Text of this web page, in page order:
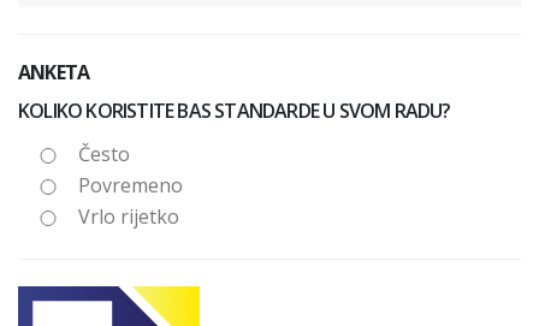
ANKETA
KOLIKO KORISTITE BAS STANDARDE U SVOM RADU?
Često
Povremeno
Vrlo rijetko